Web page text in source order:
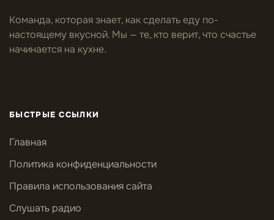
Команда, которая знает, как сделать еду по-
настоящему вкусной. Мы — те, кто верит, что счастье
начинается на кухне.
БЫСТРЫЕ ССЫЛКИ
Главная
Политика конфиденциальности
Правила использования сайта
Слушать радио